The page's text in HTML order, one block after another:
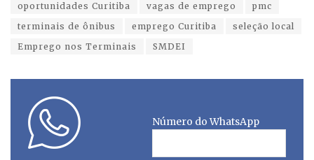
oportunidades Curitiba
vagas de emprego
pmc
terminais de ônibus
emprego Curitiba
seleção local
Emprego nos Terminais
SMDEI
Número do WhatsApp